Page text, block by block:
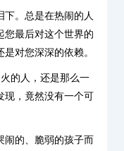
。总是在热闹的人
您最后对这个世界的
对您深深的依赖。
的人，还是那么一
现，竟然没有一个可
闹的、脆弱的孩子而